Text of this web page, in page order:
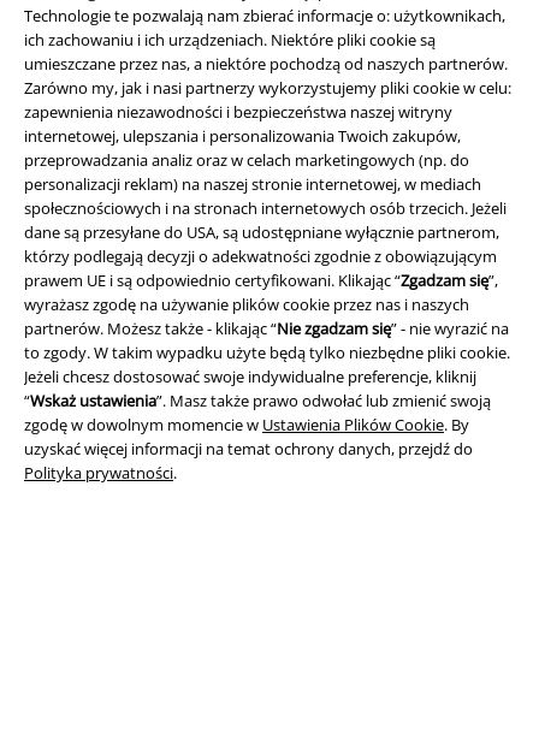
Technologie te pozwalają nam zbierać informacje o: użytkownikach,
ich zachowaniu i ich urządzeniach. Niektóre pliki cookie są
umieszczane przez nas, a niektóre pochodzą od naszych partnerów.
Zarówno my, jak i nasi partnerzy wykorzystujemy pliki cookie w celu:
zapewnienia niezawodności i bezpieczeństwa naszej witryny
internetowej, ulepszania i personalizowania Twoich zakupów,
przeprowadzania analiz oraz w celach marketingowych (np. do
personalizacji reklam) na naszej stronie internetowej, w mediach
społecznościowych i na stronach internetowych osób trzecich. Jeżeli
dane są przesyłane do USA, są udostępniane wyłącznie partnerom,
którzy podlegają decyzji o adekwatności zgodnie z obowiązującym
prawem UE i są odpowiednio certyfikowani. Klikając “Zgadzam się”,
wyrażasz zgodę na używanie plików cookie przez nas i naszych
partnerów. Możesz także - klikając “Nie zgadzam się” - nie wyrazić na
to zgody. W takim wypadku użyte będą tylko niezbędne pliki cookie.
Jeżeli chcesz dostosować swoje indywidualne preferencje, kliknij
“Wskaż ustawienia”. Masz także prawo odwołać lub zmienić swoją
zgodę w dowolnym momencie w Ustawienia Plików Cookie. By
uzyskać więcej informacji na temat ochrony danych, przejdź do
Polityka prywatności.
obejmuje: mediów, książek, biletów, voucherów prezentowych, artykułów:
Rammstein, (Till) Lindemann, Die Ärzte, Die Toten Hosen, Feine Sahne
Fischfilet, Broilers, Böhse Onkelz oraz artykułów z donacją w cenie.
Nasze Centrum Obsługi Klienta jest do Twojej
dyspozycji
Jesteśmy dostępni do 17:00. Więcej informacji
Rozpocznij rozmowę
Obsługa Klienta